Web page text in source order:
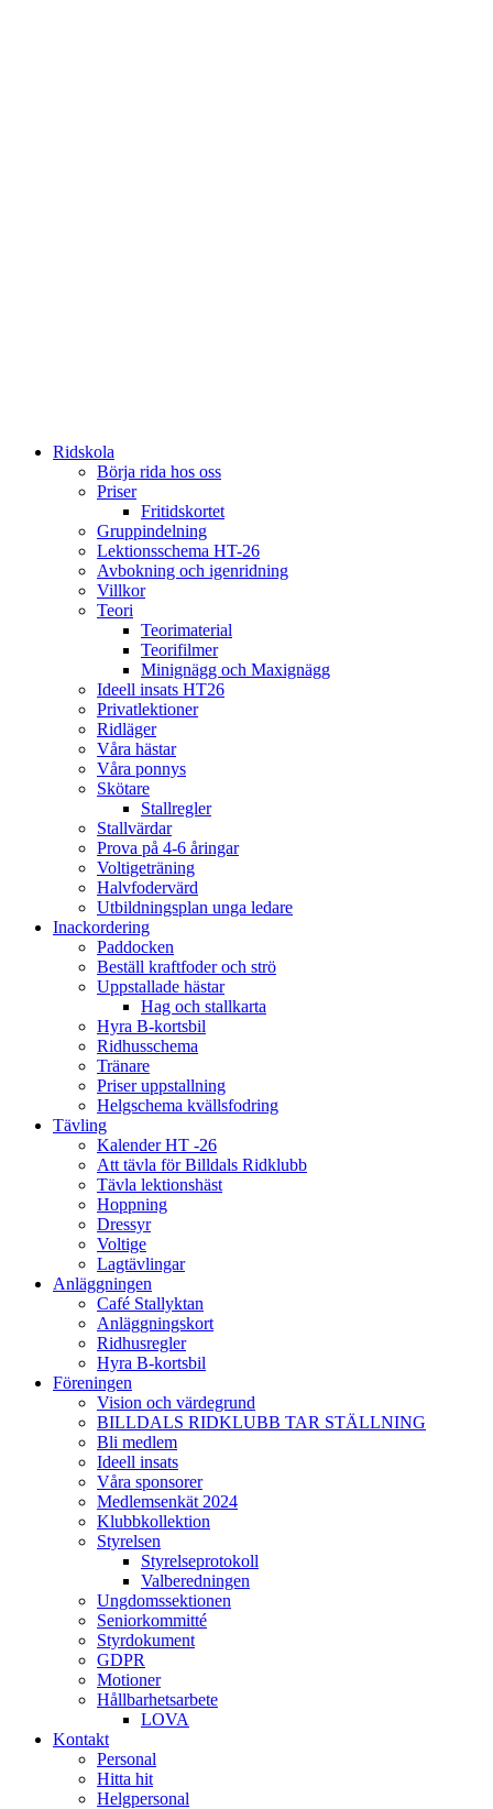
Ridskola
Börja rida hos oss
Priser
Fritidskortet
Gruppindelning
Lektionsschema HT-26
Avbokning och igenridning
Villkor
Teori
Teorimaterial
Teorifilmer
Minignägg och Maxignägg
Ideell insats HT26
Privatlektioner
Ridläger
Våra hästar
Våra ponnys
Skötare
Stallregler
Stallvärdar
Prova på 4-6 åringar
Voltigeträning
Halvfodervärd
Utbildningsplan unga ledare
Inackordering
Paddocken
Beställ kraftfoder och strö
Uppstallade hästar
Hag och stallkarta
Hyra B-kortsbil
Ridhusschema
Tränare
Priser uppstallning
Helgschema kvällsfodring
Tävling
Kalender HT -26
Att tävla för Billdals Ridklubb
Tävla lektionshäst
Hoppning
Dressyr
Voltige
Lagtävlingar
Anläggningen
Café Stallyktan
Anläggningskort
Ridhusregler
Hyra B-kortsbil
Föreningen
Vision och värdegrund
BILLDALS RIDKLUBB TAR STÄLLNING
Bli medlem
Ideell insats
Våra sponsorer
Medlemsenkät 2024
Klubbkollektion
Styrelsen
Styrelseprotokoll
Valberedningen
Ungdomssektionen
Seniorkommitté
Styrdokument
GDPR
Motioner
Hållbarhetsarbete
LOVA
Kontakt
Personal
Hitta hit
Helgpersonal